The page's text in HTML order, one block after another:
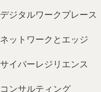
デジタルワークプレース
ネットワークとエッジ
サイバーレジリエンス
コンサルティング